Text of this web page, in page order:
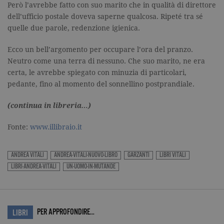
Però l’avrebbe fatto con suo marito che in qualità di direttore
dell’ufficio postale doveva saperne qualcosa. Ripeté tra sé
quelle due parole, redenzione igienica.
Ecco un bell’argomento per occupare l’ora del pranzo.
Neutro come una terra di nessuno. Che suo marito, ne era
certa, le avrebbe spiegato con minuzia di particolari,
pedante, fino al momento del sonnellino postprandiale.
(continua in libreria…)
Fonte: www.illibraio.it
ANDREA VITALI ANDREA-VITALI-NUOVO-LIBRO GARZANTI
LIBRI VITALI
LIBRI-ANDREA-VITALI
UN-UOMO-IN-MUTANDE
LIBRI PER APPROFONDIRE…
Google
Analytics.
Memorizza
contare e
traccia delle
current_url